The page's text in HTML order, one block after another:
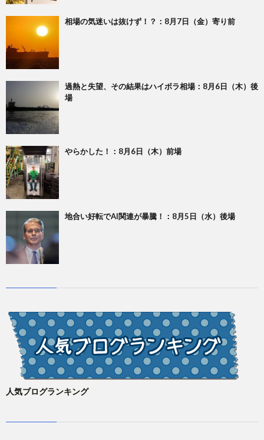
相場の気迷いは抜けず！？：8月7日（金）寄り前
過熱と失望、その結果はハイボラ相場：8月6日（木）後
場
やらかした！：8月6日（木）前場
地合い好転でAI関連が暴騰！：8月5日（水）後場
人気ブログランキング